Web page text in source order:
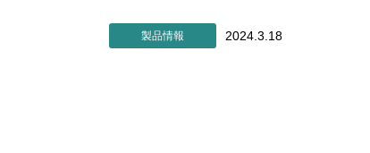
製品情報 2024.3.18